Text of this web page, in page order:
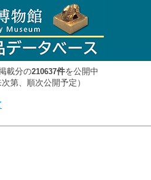
載分の210637件を公開中
次第、順次公開予定）